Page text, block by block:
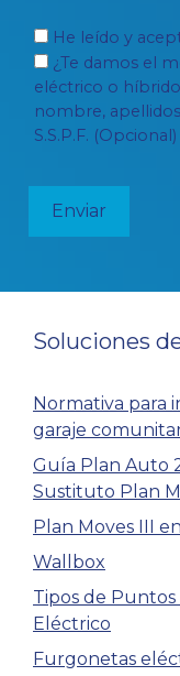
He leído y
¿Te damos el
eléctrico o
nombre,
S.S.P.F. (Opcional)
Soluciones
Normativa para
garaje
Guía Plan Auto
Sustituto Plan
Plan Moves III
Wallbox
Tipos de Puntos
Eléctrico
Furgonetas